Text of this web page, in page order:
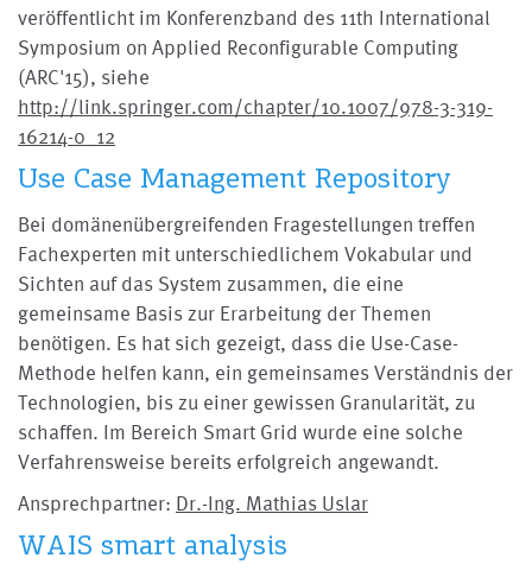
veröffentlicht im Konferenzband des 11th International
Symposium on Applied Reconfigurable Computing
(ARC'15), siehe
http://link.springer.com/chapter/10.1007/978-3-319-
16214-0_12
Use Case Management Repository
Bei domänenübergreifenden Fragestellungen treffen
Fachexperten mit unterschiedlichem Vokabular und
Sichten auf das System zusammen, die eine
gemeinsame Basis zur Erarbeitung der Themen
benötigen. Es hat sich gezeigt, dass die Use-Case-
Methode helfen kann, ein gemeinsames Verständnis der
Technologien, bis zu einer gewissen Granularität, zu
schaffen. Im Bereich Smart Grid wurde eine solche
Verfahrensweise bereits erfolgreich angewandt.
Ansprechpartner: Dr.-Ing. Mathias Uslar
WAIS smart analysis